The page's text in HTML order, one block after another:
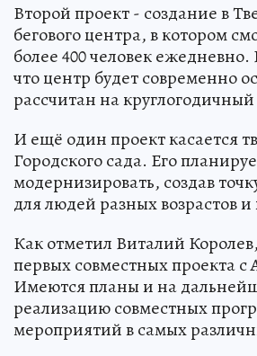
Второй проект - создание в
бегового центра, в котором
более 400 человек
что центр будет современно
рассчитан на
И ещё один проект касается
Городского сада. Его
модернизировать, создав
для людей разных возрастов и
Как отметил Виталий
первых совместных проекта с
Имеются планы и на
реализацию совместных
мероприятий в самых